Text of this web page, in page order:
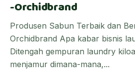
-Orchidbrand
Produsen Sabun Terbaik dan
Orchidbrand Apa kabar bisnis
Ditengah gempuran laundry
menjamur dimana-mana,...